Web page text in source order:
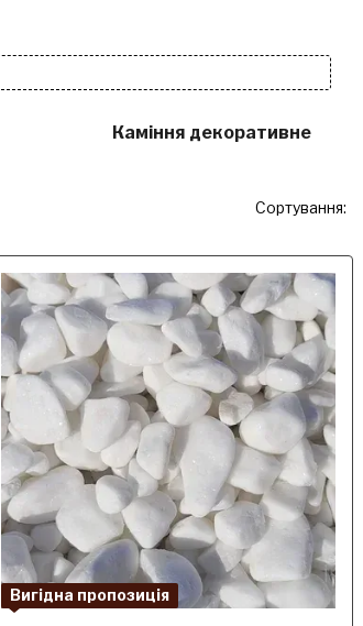
Каміння декоративне
Сортування:
Вигідна пропозиція